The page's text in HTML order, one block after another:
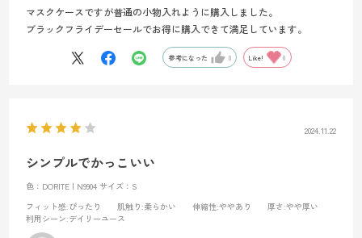
マスクケースですが普通の小物入れように購入しました。
ブラックフライデーセールでお得に購入できて満足しています。
参考になった 0 Like! 0
2024.11.22
シンプルでかっこいい
色：DORITE | N9904 サイズ：S
フィット感:ぴったり 肌触り :柔らかい 伸縮性:ややあり 厚さ:やや厚い
利用シーン:デイリーユース